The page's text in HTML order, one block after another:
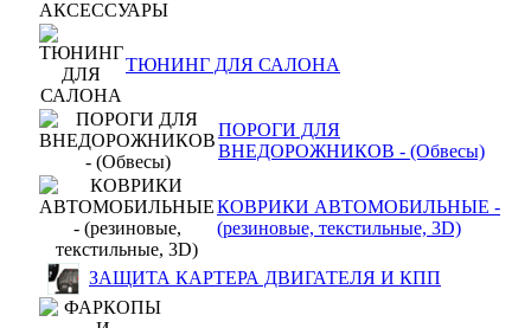
ТЮНИНГ ДЛЯ САЛОНА
ПОРОГИ ДЛЯ
ВНЕДОРОЖНИКОВ - (Обвесы)
КОВРИКИ АВТОМОБИЛЬНЫЕ -
(резиновые, текстильные, 3D)
ЗАЩИТА КАРТЕРА ДВИГАТЕЛЯ И КПП